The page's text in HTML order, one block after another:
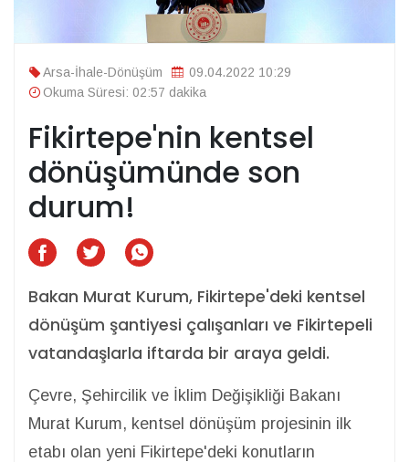
Arsa-İhale-Dönüşüm
09.04.2022 10:29
Okuma Süresi: 02:57 dakika
Fikirtepe'nin kentsel
dönüşümünde son
durum!
Bakan Murat Kurum, Fikirtepe'deki kentsel
dönüşüm şantiyesi çalışanları ve Fikirtepeli
vatandaşlarla iftarda bir araya geldi.
Çevre, Şehircilik ve İklim Değişikliği Bakanı
Murat Kurum, kentsel dönüşüm projesinin ilk
etabı olan yeni Fikirtepe'deki konutların